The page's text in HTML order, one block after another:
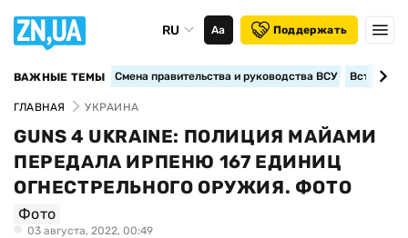
RU Аа Поддержать
ВАЖНЫЕ ТЕМЫ Смена правительства и руководства ВСУ
ГЛАВНАЯ УКРАИНА
GUNS 4 UKRAINE: ПОЛИЦИЯ МАЙАМИ
ПЕРЕДАЛА ИРПЕНЮ 167 ЕДИНИЦ
ОГНЕСТРЕЛЬНОГО ОРУЖИЯ. ФОТО
Фото
03 августа, 2022, 00:49